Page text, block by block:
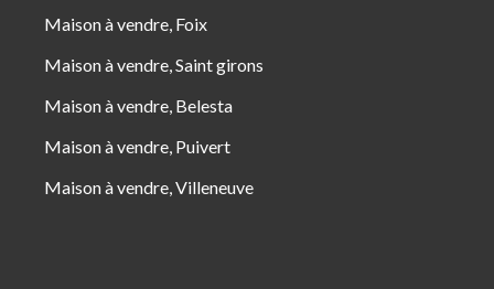
Maison à vendre, Foix
Maison à vendre, Saint girons
Maison à vendre, Belesta
Maison à vendre, Puivert
Maison à vendre, Villeneuve